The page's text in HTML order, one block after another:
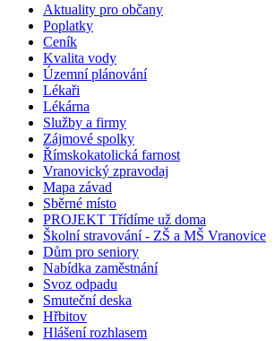
Aktuality pro občany
Poplatky
Ceník
Kvalita vody
Územní plánování
Lékaři
Lékárna
Služby a firmy
Zájmové spolky
Římskokatolická farnost
Vranovický zpravodaj
Mapa závad
Sběrné místo
PROJEKT Třídíme už doma
Školní stravování - ZŠ a MŠ Vranovice
Dům pro seniory
Nabídka zaměstnání
Svoz odpadu
Smuteční deska
Hřbitov
Hlášení rozhlasem